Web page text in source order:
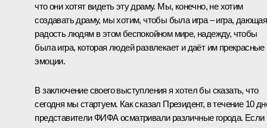
что они хотят видеть эту драму. Мы, конечно, не хотим
создавать драму, мы хотим, чтобы была игра – игра, дающая
радость людям в этом беспокойном мире, надежду, чтобы
была игра, которая людей развлекает и даёт им прекрасные
эмоции.
В заключение своего выступления я хотел бы сказать, что
сегодня мы стартуем. Как сказал Президент, в течение 10
представители ФИФА осматривали различные города. Если